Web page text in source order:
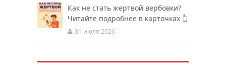
Как не стать жертвой вербовки?
Читайте подробнее в карточках 👆
31 июля 2026